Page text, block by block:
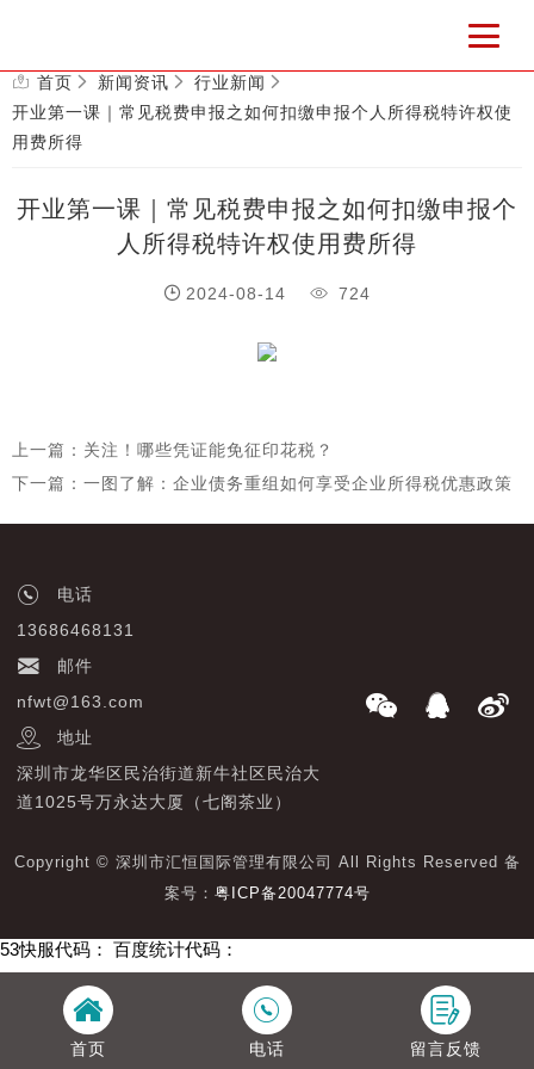
首页 新闻资讯
行业新闻
开业第一课｜常见税费申报之如何扣缴申报个人所得税特许权使
用费所得
开业第一课｜常见税费申报之如何扣缴申报个
人所得税特许权使用费所得
2024-08-14 724
上一篇：关注！哪些凭证能免征印花税？
下一篇：一图了解：企业债务重组如何享受企业所得税优惠政策
电话
13686468131
邮件
nfwt@163.com
地址
深圳市龙华区民治街道新牛社区民治大
道1025号万永达大厦（七阁茶业）
Copyright © 深圳市汇恒国际管理有限公司 All Rights Reserved 备
案号： 粤ICP备20047774号
首页 电话 留言反馈
53快服代码： 百度统计代码：